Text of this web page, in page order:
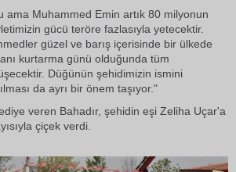
ama Muhammed Emin artık 80 milyonun
gücü teröre fazlasıyla yetecektir.
güzel ve barış içerisinde bir ülkede
kurtarma günü olduğunda tüm
Düğünün şehidimizin ismini
da ayrı bir önem taşıyor."
veren Bahadır, şehidin eşi Zeliha Uçar'a
çiçek verdi.